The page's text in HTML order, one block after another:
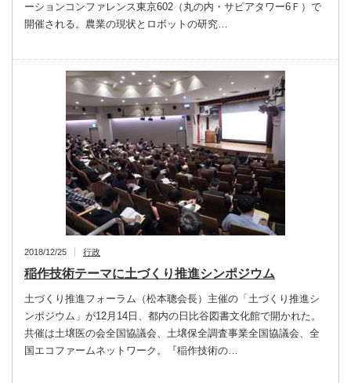
ーションコンファレンス東京602（丸の内・サピアタワー6Ｆ）で
開催される。農業の現状とロボットの研究…
2018/12/25 行政
稲作技術テーマに土づくり推進シンポジウム
土づくり推進フォーラム（松本聰会長）主催の「土づくり推進シ
ンポジウム」が12月14日、都内の日比谷図書文化館で開かれた。
共催は土壌医の会全国協議会、土壌保全調査事業全国協議会、全
国エコファームネットワーク。『稲作技術の…